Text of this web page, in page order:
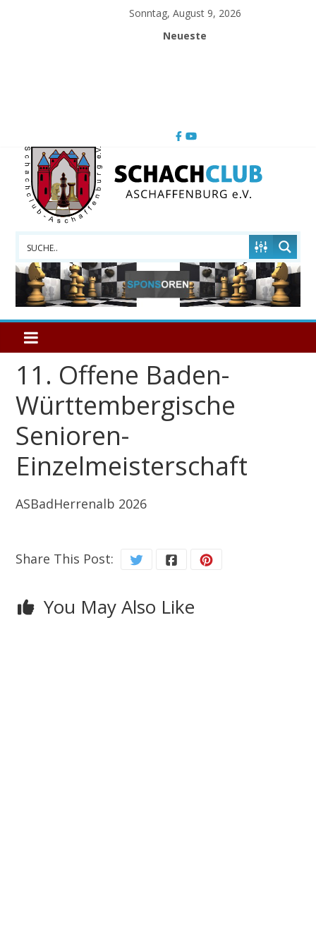
Sonntag, August 9, 2026
Neueste
Schachclub
Aschaffenburg
11. Offene Baden-
Württembergische
Senioren-
Einzelmeisterschaft
ASBadHerrenalb 2026
Share This Post:
You May Also Like